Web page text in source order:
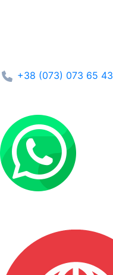
+38 (073) 073 65 43